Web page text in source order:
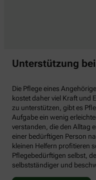
Unterstützung
Die Pflege eines
kostet daher viel Kraft und
zu unterstützen, gibt es
Aufgabe ein wenig
verstanden, die den Alltag
einer bedürftigen Person
kleinen Helfern profitieren
Pflegebedürftigen selbst,
selbstständiger und